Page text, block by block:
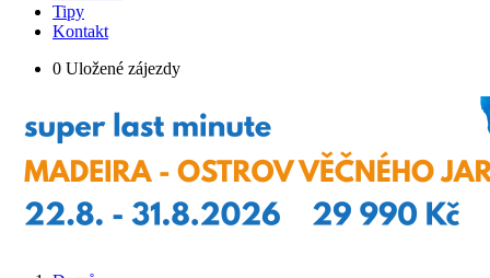
Tipy
Kontakt
0 Uložené zájezdy